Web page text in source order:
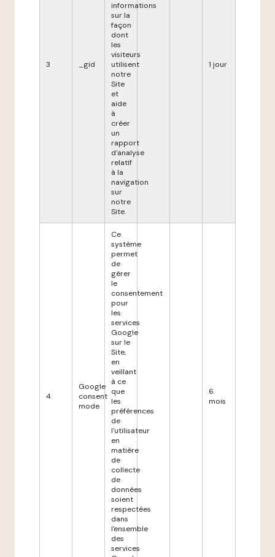
3 _gid
informations
sur la
façon
dont
les
visiteurs
utilisent
notre
Site
et
aide
à
créer
un
rapport
d'analyse
relatif
à la
navigation
sur
notre
Site.
1 jour
4
Google
consent
mode
Ce
système
permet
de
gérer
le
consentement
pour
les
services
Google
sur le
Site,
en
veillant
à ce
que
les
préférences
de
l'utilisateur
en
matière
de
collecte
de
données
soient
respectées
dans
l'ensemble
des
services
6
mois